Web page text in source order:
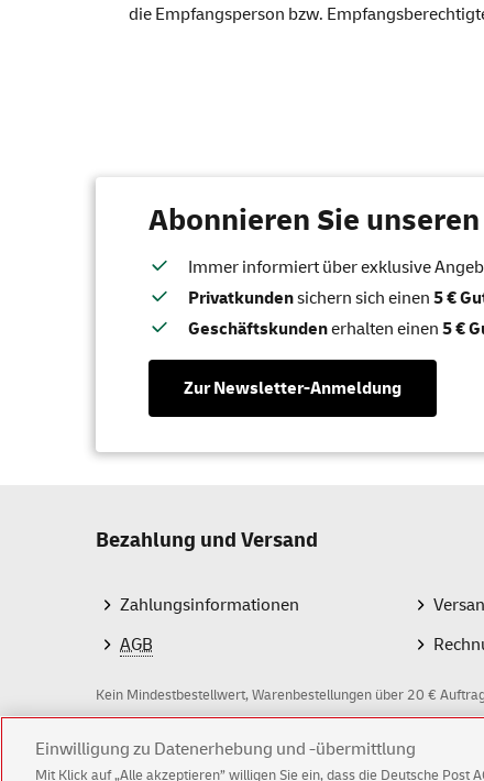
die Empfangsperson bzw.
Abonnieren Sie
Immer informiert über exklusive
Privatkundensichern sich einen 5 €
Geschäftskundenerhalten einen 5 €
Zur Newsletter-Anmeldung
Bezahlung und Versand
Zahlungsinformationen
AGB
Kein Mindestbestellwert, Warenbestellungen über 20 €
Z
Einwilligung zu Datenerhebung und -übermittlung
Mit Klick auf „Alle akzeptieren” willigen Sie ein, dass die Deutsche Post